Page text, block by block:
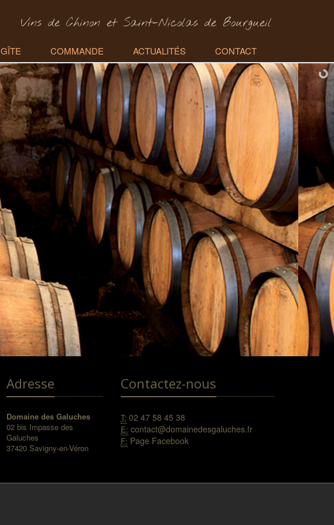
Vins de Chinon et Saint-Nicolas de Bourgueil
GÎTE COMMANDE ACTUALITÉS CONTACT
Adresse
Domaine des Galuches
02 bis Impasse des
Galuches
37420 Savigny-en-Véron
Contactez-nous
T: 02 47 58 45 38
E: contact@domainedesgaluches.fr
F: Page Facebook